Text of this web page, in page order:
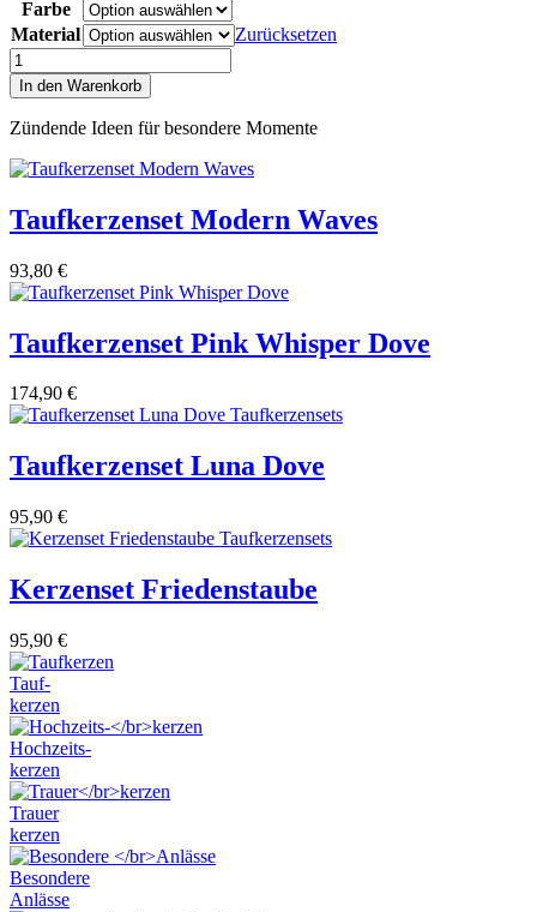
Farbe
Material
Zurücksetzen
Taufkerzenset
Vintage
Schiff
Menge
In den Warenkorb
Zündende Ideen für besondere Momente
Taufkerzenset Modern Waves
93,80 €
Taufkerzenset Pink Whisper Dove
174,90 €
Taufkerzenset Luna Dove
95,90 €
Kerzenset Friedenstaube
95,90 €
Tauf-
kerzen
Hochzeits-
kerzen
Trauer
kerzen
Besondere
Anlässe